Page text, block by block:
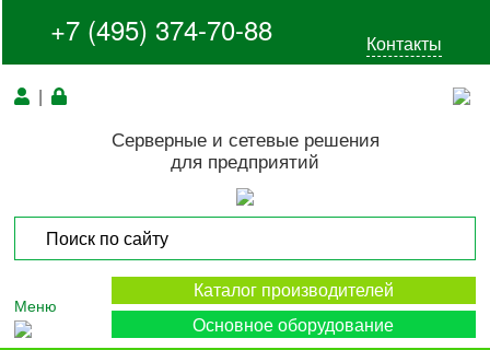
+7 (495) 374-70-88 Контакты
|
Серверные и сетевые решения
для предприятий
Меню
Каталог производителей
Основное оборудование